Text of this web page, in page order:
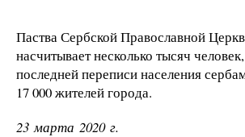
Паства Сербской Православной
насчитывает несколько тысяч
последней переписи населения
17 000 жителей города.
23 марта 2020 г.